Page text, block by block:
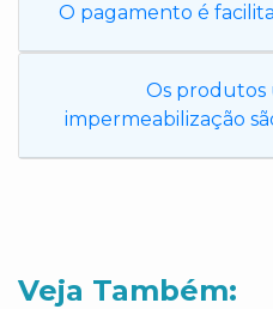
O pagamento é
Os produtos
impermeabilização
Veja Também: